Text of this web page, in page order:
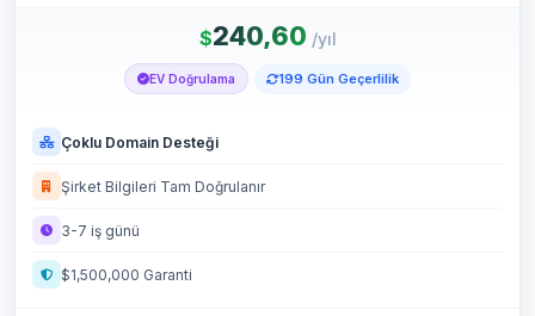
$240,60 /yıl
EV Doğrulama 199 Gün Geçerlilik
Çoklu Domain Desteği
Şirket Bilgileri Tam Doğrulanır
3-7 iş günü
$1,500,000 Garanti